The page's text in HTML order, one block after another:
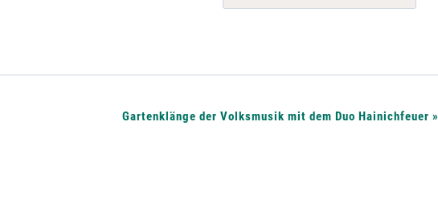
Gartenklänge der Volksmusik mit dem Duo Hainichfeuer»